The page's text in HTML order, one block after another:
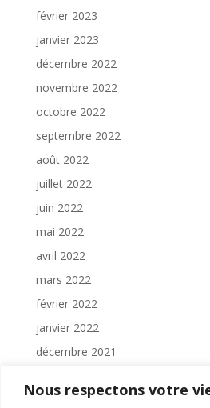
Nous respectons votre
février 2023
janvier 2023
décembre 2022
novembre 2022
octobre 2022
septembre 2022
août 2022
juillet 2022
juin 2022
mai 2022
avril 2022
mars 2022
février 2022
janvier 2022
décembre 2021
octobre 2021